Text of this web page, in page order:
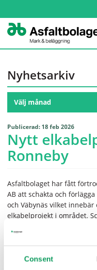
Consent
Nyhetsarkiv
Publicerad: 18 feb 2026
Nytt
Ronneby
Asfaltbolaget har fått
AB att schakta och
och Väbynäs vilket
elkabelprojekt i området.